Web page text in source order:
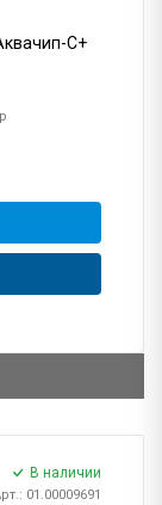
C+
В наличии
01.00009691